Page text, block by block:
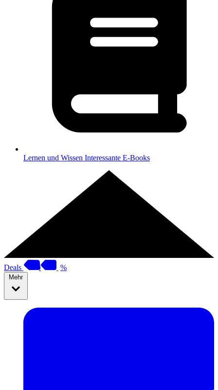
Lernen und Wissen Interessante E-Books
Deals %
Mehr